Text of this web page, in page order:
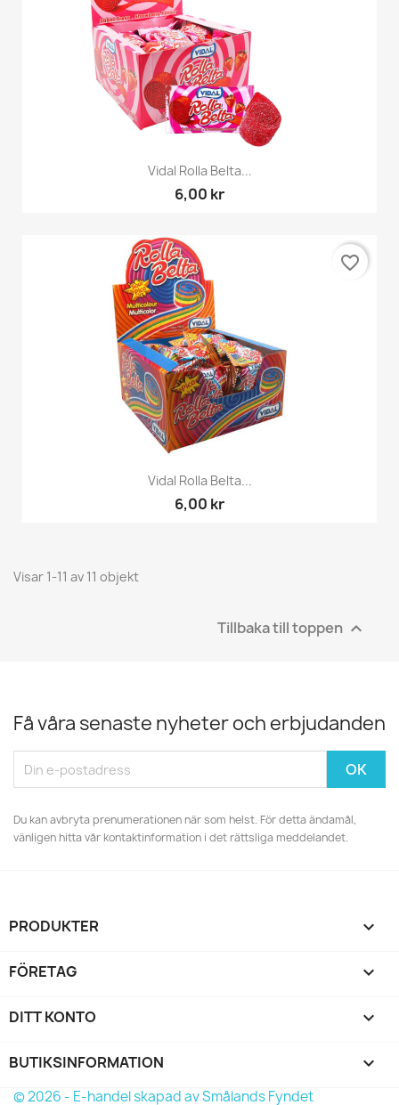
Vidal Rolla Belta...
6,00 kr
Vidal Rolla Belta...
6,00 kr
favorite_border
Visar 1-11 av 11 objekt
Tillbaka till toppen 
Få våra senaste nyheter och erbjudanden
Du kan avbryta prenumerationen när som helst. För detta ändamål,
vänligen hitta vår kontaktinformation i det rättsliga meddelandet.
PRODUKTER 
FÖRETAG 
DITT KONTO 
BUTIKSINFORMATION keyboard_arrow_down
© 2026 - E-handel skapad av Smålands Fyndet